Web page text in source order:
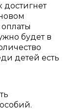
будет в
детей есть